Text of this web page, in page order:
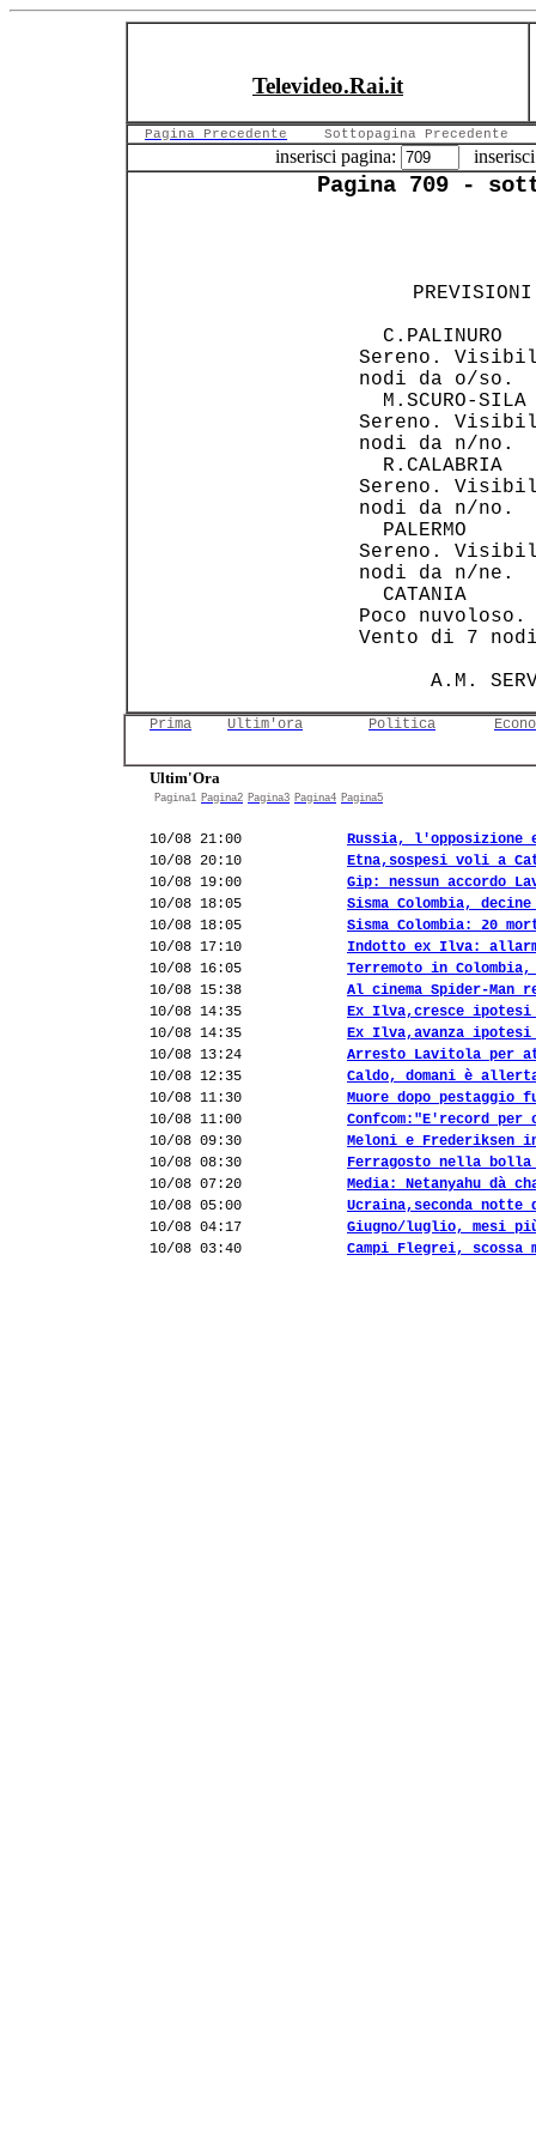
Televideo.Rai.it
Pagina Precedente Sottopagina Precedente
inserisci pagina:
Pagina 709 -
C.PALINURO
Sereno.
nodi
M.SCURO-
Sereno.
nodi
R.CALABRIA
Sereno.
nodi
PALERMO
Sereno.
nodi
CATANIA
Poco
Vento
Prima Ultim'ora Politica
Ultim'Ora
Pagina1 Pagina2 Pagina3 Pagina4 Pagina5
10/08 21:00
Russia, l'opposizione
10/08 20:10
Etna,sospesi voli a
10/08 19:00
Gip: nessun accordo
10/08 18:05
Sisma Colombia,
10/08 18:05
Sisma Colombia: 20
10/08 17:10
Indotto ex Ilva:
10/08 16:05
Terremoto in
10/08 15:38
Al cinema Spider-Man
10/08 14:35
Ex Ilva,cresce
10/08 14:35
Ex Ilva,avanza
10/08 13:24
Arresto Lavitola per
10/08 12:35
Caldo, domani è
10/08 11:30
Muore dopo pestaggio
10/08 11:00
Confcom:"E'record per
10/08 09:30
Meloni e Frederiksen
10/08 08:30
Ferragosto nella
10/08 07:20
Media: Netanyahu dà
10/08 05:00
Ucraina,seconda
10/08 04:17
Giugno/luglio, mesi
10/08 03:40
Campi Flegrei, scossa